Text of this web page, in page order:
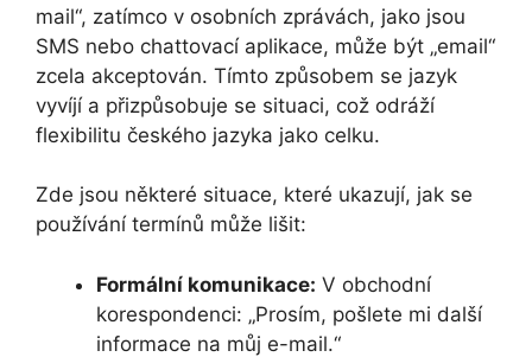
mail“, zatímco v osobních zprávách, jako jsou
SMS nebo chattovací aplikace, může být „email“
zcela akceptován. Tímto způsobem se jazyk
vyvíjí a přizpůsobuje se situaci, což odráží
flexibilitu českého jazyka jako celku.
Zde jsou některé situace, které ukazují, jak se
používání termínů může lišit:
Formální komunikace: V obchodní
korespondenci: „Prosím, pošlete mi další
informace na můj e-mail.“